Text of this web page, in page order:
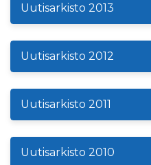
Uutisarkisto 2013
Uutisarkisto 2012
Uutisarkisto 2011
Uutisarkisto 2010